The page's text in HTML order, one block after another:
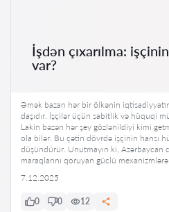
İşdən çıxarılma:
var?
Əmək bazarı hər bir ölkənin
daşıdır. İşçilər üçün sabitlik və hüquqi
Lakin bəzən hər şey gözlənildiyi kimi
ola bilər. Bu çətin dövrdə işçinin hansı
düşündürür. Unutmayın ki, Azərbaycan
maraqlarını qoruyan güclü
7.12.2025
0 0 12